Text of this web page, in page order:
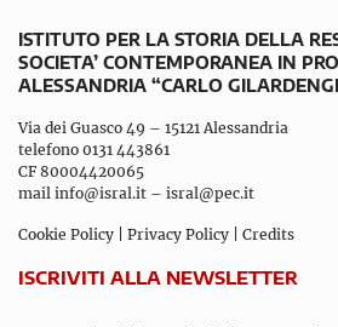
ISTITUTO PER LA STORIA DELLA
SOCIETA’ CONTEMPORANEA IN
ALESSANDRIA “CARLO
Via dei Guasco 49 – 15121 Alessandria
telefono 0131 443861
CF 80004420065
mail info@isral.it – isral@pec.it
Cookie Policy Privacy Policy Credits
ISCRIVITI ALLA NEWSLETTER